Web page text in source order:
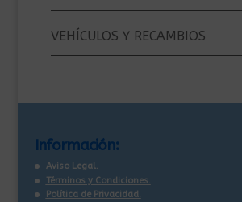
VEHÍCULOS Y RECAMBIOS
Información:
Aviso Legal.
Términos y Condiciones.
Política de Privacidad.